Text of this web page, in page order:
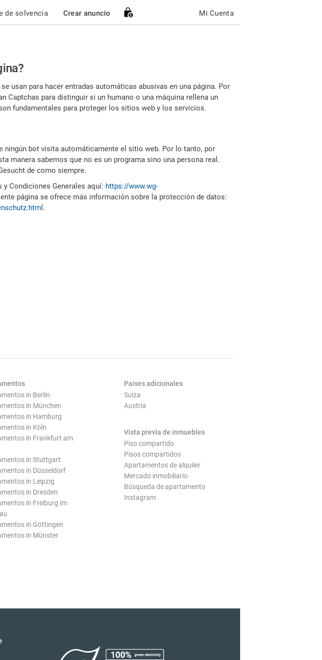
de solvencia Crear anuncio Mi Cuenta
usan para hacer entradas automáticas abusivas en una página. Por
Captchas para distinguir si un humano o una máquina rellena un
fundamentales para proteger los sitios web y los servicios.
ningún bot visita automáticamente el sitio web. Por lo tanto, por
manera sabemos que no es un programa sino una persona real.
como siempre.
Condiciones Generales aquí: https://www.wg-
página se ofrece más información sobre la protección de datos:
.
in Berlin
in München
in Hamburg
in Köln
in Frankfurt am
in Stuttgart
in Düsseldorf
in Leipzig
in Dresden
in Freiburg im
in Göttingen
in Münster
Países adicionales
Suiza
Austria
Vista previa de inmuebles
Piso compartido
Pisos compartidos
Apartamentos de alquiler
Mercado inmobiliario
Búsqueda de apartamento
Instagram